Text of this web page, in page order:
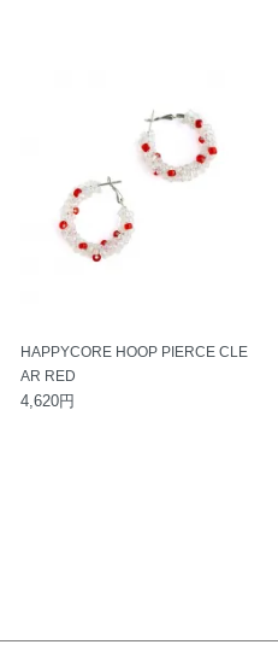
HAPPYCORE HOOP PIERCE CLE
AR RED
4,620円